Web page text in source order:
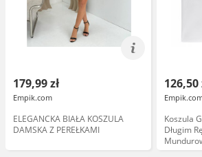
179,99 zł
Empik.com
ELEGANCKA BIAŁA KOSZULA
DAMSKA Z PEREŁKAMI
126,50
Koszula
Długim